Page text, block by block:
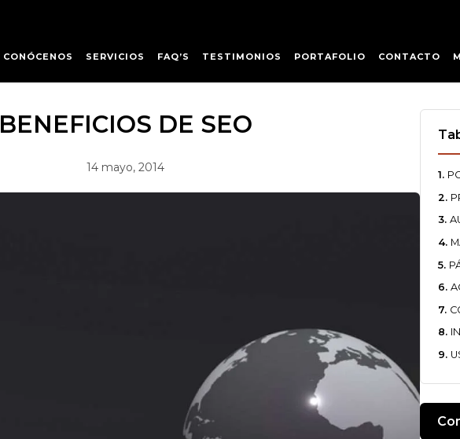
CONÓCENOS SERVICIOS FAQ’S TESTIMONIOS PORTAFOLIO CONTACTO
BENEFICIOS DE SEO
14 mayo, 2014